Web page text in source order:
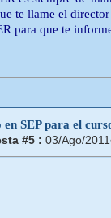
te llame el
para que te
SEP para el
#5 : 03/Ago/